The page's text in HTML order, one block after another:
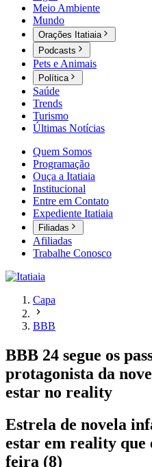
Meio Ambiente
Mundo
Orações Itatiaia
Podcasts
Pets e Animais
Política
Saúde
Trends
Turismo
Últimas Notícias
Quem Somos
Programação
Ouça a Itatiaia
Institucional
Entre em Contato
Expediente Itatiaia
Filiadas
Afiliadas
Trabalhe Conosco
Capa
BBB
BBB 24 segue os
protagonista da
estar no reality
Estrela de novela
estar em reality que
feira (8)